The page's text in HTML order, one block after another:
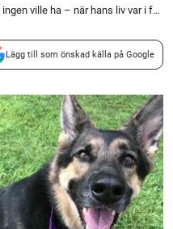
Man räddade hund som ingen ville ha – när hans liv var i fara gjorde vovven detta
Lägg till som önskad källa på Google